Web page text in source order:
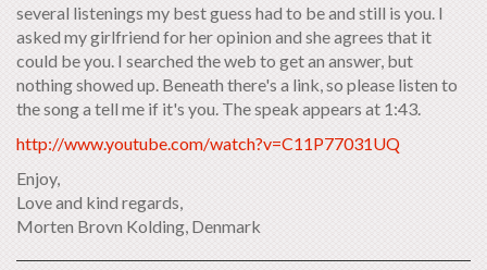
several listenings my best guess had to be and still is you. I
asked my girlfriend for her opinion and she agrees that it
could be you. I searched the web to get an answer, but
nothing showed up. Beneath there's a link, so please listen to
the song a tell me if it's you. The speak appears at 1:43.
http://www.youtube.com/watch?v=C11P77031UQ
Enjoy,
Love and kind regards,
Morten Brovn Kolding, Denmark